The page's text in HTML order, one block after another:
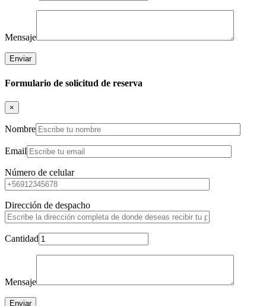
Mensaje
Formulario de solicitud de reserva
×
Nombre
Email
Número de celular
Dirección de despacho
Cantidad
Mensaje